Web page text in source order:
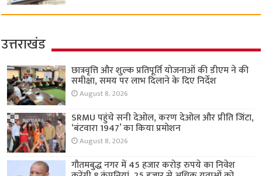
उत्तराखंड
छात्रवृत्ति और शुल्क प्रतिपूर्ति योजनाओं की डीएम ने की
समीक्षा, समय पर लाभ दिलाने के दिए निर्देश
August 8, 2026
SRMU पहुंचे सनी देओल, करण देओल और प्रीति जिंटा,
‘बंटवारा 1947’ का किया प्रमोशन
August 8, 2026
गौतमबुद्ध नगर में 45 हजार करोड़ रुपये का निवेश